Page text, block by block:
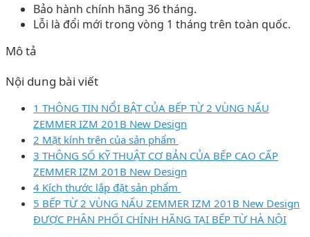
Bảo hành chính hãng 36 tháng.
Lỗi là đổi mới trong vòng 1 tháng trên toàn quốc.
Mô tả
Nội dung bài viết
1 THÔNG TIN NỔI BẬT CỦA BẾP TỪ 2 VÙNG NẤU
ZEMMER IZM 201B New Design
2 Mặt kính trên của sản phẩm
3 THÔNG SỐ KỸ THUẬT CƠ BẢN CỦA BẾP CAO CẤP
ZEMMER IZM 201B New Design
4 Kích thước lắp đặt sản phẩm
5 BẾP TỪ 2 VÙNG NẤU ZEMMER IZM 201B New Design
ĐƯỢC PHÂN PHỐI CHÍNH HÃNG TẠI BẾP TỪ HÀ NỘI